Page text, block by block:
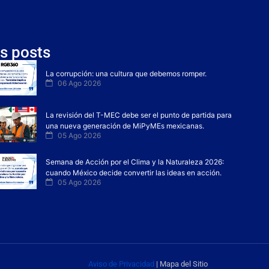
posts
La corrupción: una cultura que debemos romper.
06 Ago 2026
La revisión del T-MEC debe ser el punto de partida para
una nueva generación de MiPyMEs mexicanas.
05 Ago 2026
Semana de Acción por el Clima y la Naturaleza 2026:
cuando México decide convertir las ideas en acción.
05 Ago 2026
Aviso de Privacidad | Mapa del Sitio